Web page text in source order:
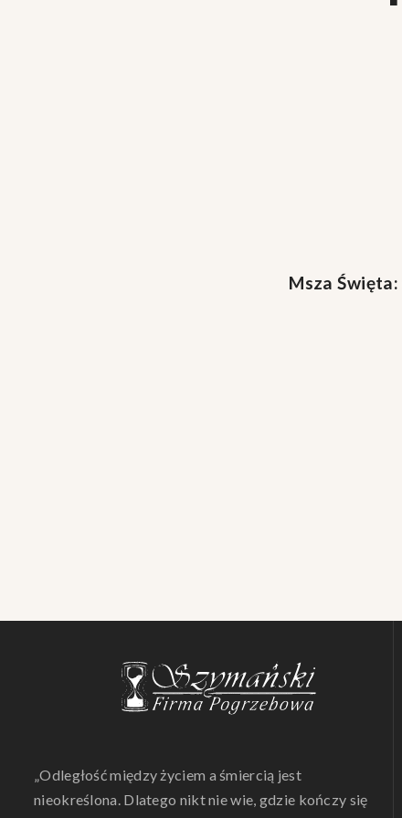
Msza Święta:
„Odległość między życiem a śmiercią jest
nieokreślona. Dlatego nikt nie wie, gdzie kończy się